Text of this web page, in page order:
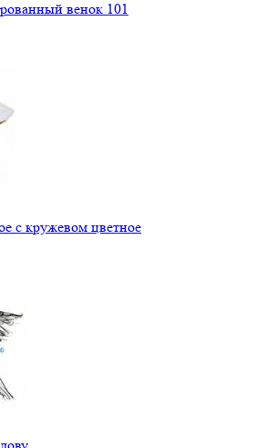
венок 101
с кружевом цветное